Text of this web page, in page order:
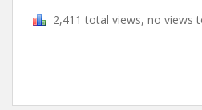
2,411 total views, no views